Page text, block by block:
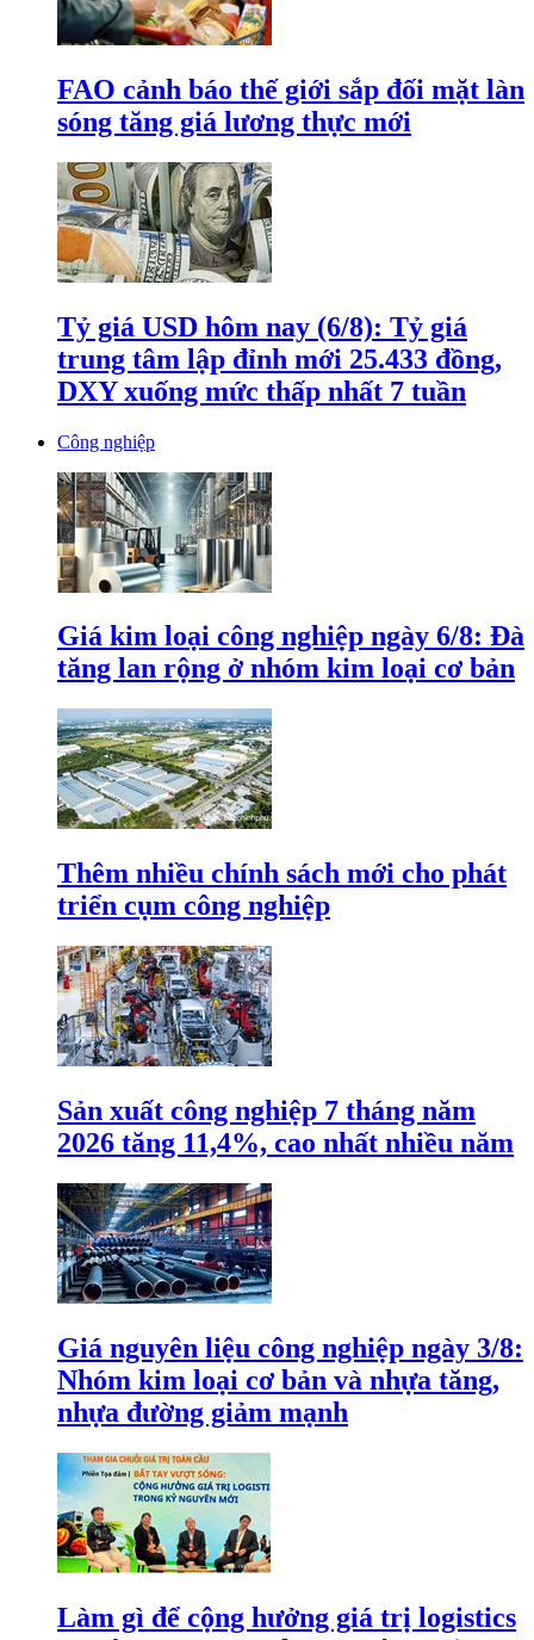
FAO cảnh báo thế giới sắp đối mặt làn
sóng tăng giá lương thực mới
Tỷ giá USD hôm nay (6/8): Tỷ giá
trung tâm lập đỉnh mới 25.433 đồng,
DXY xuống mức thấp nhất 7 tuần
Công nghiệp
Giá kim loại công nghiệp ngày 6/8: Đà
tăng lan rộng ở nhóm kim loại cơ bản
Thêm nhiều chính sách mới cho phát
triển cụm công nghiệp
Sản xuất công nghiệp 7 tháng năm
2026 tăng 11,4%, cao nhất nhiều năm
Giá nguyên liệu công nghiệp ngày 3/8:
Nhóm kim loại cơ bản và nhựa tăng,
nhựa đường giảm mạnh
Làm gì để cộng hưởng giá trị logistics